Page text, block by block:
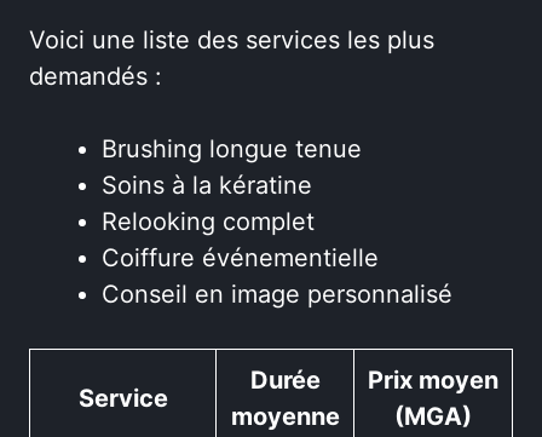
Voici une liste des services les plus
demandés :
Brushing longue tenue
Soins à la kératine
Relooking complet
Coiffure événementielle
Conseil en image personnalisé
Service
Durée
moyenne
Prix moyen
(MGA)